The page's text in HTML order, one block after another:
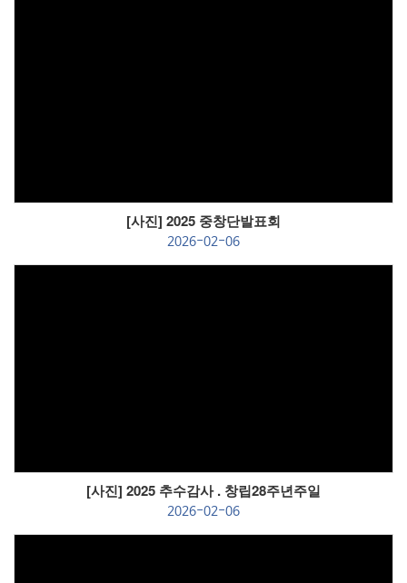
[사진] 2025 중창단발표회
2026-02-06
[사진] 2025 추수감사 . 창립28주년주일
2026-02-06